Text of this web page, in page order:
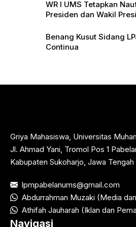
WR I UMS Tetapkan
Presiden dan Wakil
Benang Kusut Sidang
Continua
Griya Mahasiswa, Universitas
Jl. Ahmad Yani, Tromol Pos 1
Kabupaten Sukoharjo, Jawa Tengah
lpmpabelanums@gmail.com
Abdurrahman Muzaki (Media
Athifah Jauharah (Iklan dan
Navigasi